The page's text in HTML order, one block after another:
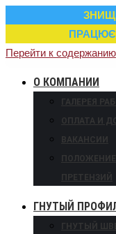
Перейти к содержанию
О КОМПАНИИ
ГАЛЕРЕЯ
ОПЛАТА И
ВАКАНСИИ
ПРЕТЕНЗИЙ
ГНУТЫЙ
ГНУТЫЙ